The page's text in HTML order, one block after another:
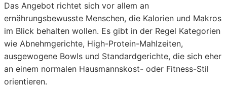
Das Angebot richtet sich vor allem an
ernährungsbewusste Menschen, die Kalorien und Makros
im Blick behalten wollen. Es gibt in der Regel Kategorien
wie Abnehmgerichte, High-Protein-Mahlzeiten,
ausgewogene Bowls und Standardgerichte, die sich eher
an einem normalen Hausmannskost- oder Fitness-Stil
orientieren.